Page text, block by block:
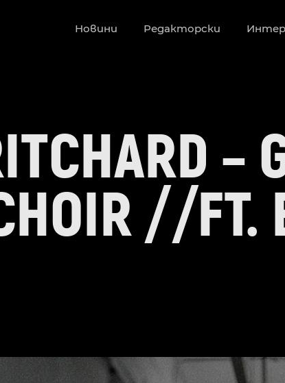
Новини Редакторски
–
//FT.